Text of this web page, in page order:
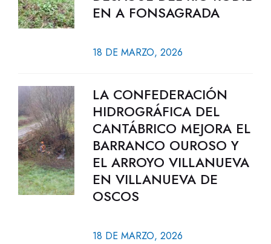
EN A FONSAGRADA
18 DE MARZO, 2026
LA CONFEDERACIÓN
HIDROGRÁFICA DEL
CANTÁBRICO MEJORA EL
BARRANCO OUROSO Y
EL ARROYO VILLANUEVA
EN VILLANUEVA DE
OSCOS
18 DE MARZO, 2026